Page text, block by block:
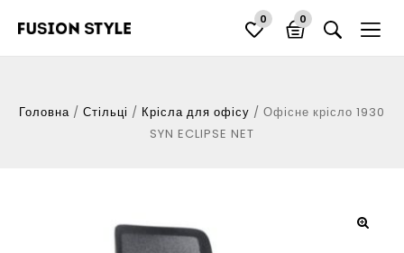
0 0
Головна / Стільці / Крісла для офісу / Офісне крісло 1930
SYN ECLIPSE NET